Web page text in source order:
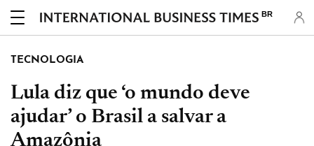
BR
TECNOLOGIA
Lula diz que ‘o mundo deve
ajudar’ o Brasil a salvar a
Amazônia